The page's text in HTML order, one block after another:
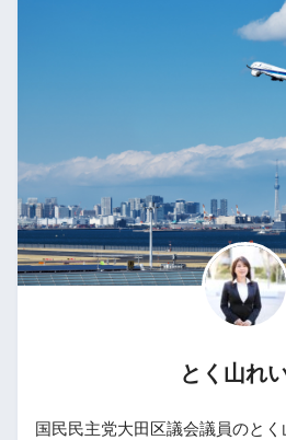
とく山れ
国民民主党大田区議会議員のとく